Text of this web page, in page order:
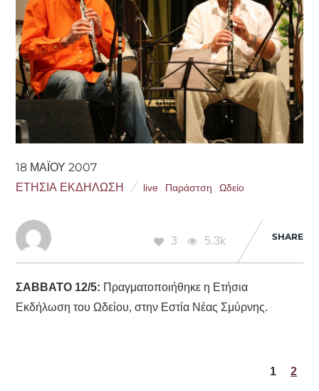
18 ΜΑΪ́ΟΥ 2007
ΕΤΉΣΙΑ ΕΚΔΉΛΩΣΗ
live , Παράστση ,Ωδείο
3 5.3k SHARE
ΣΑΒΒΑΤΟ 12/5: Πραγματοποιήθηκε η Ετήσια
Εκδήλωση του Ωδείου, στην Εστία Νέας Σμύρνης.
1 2